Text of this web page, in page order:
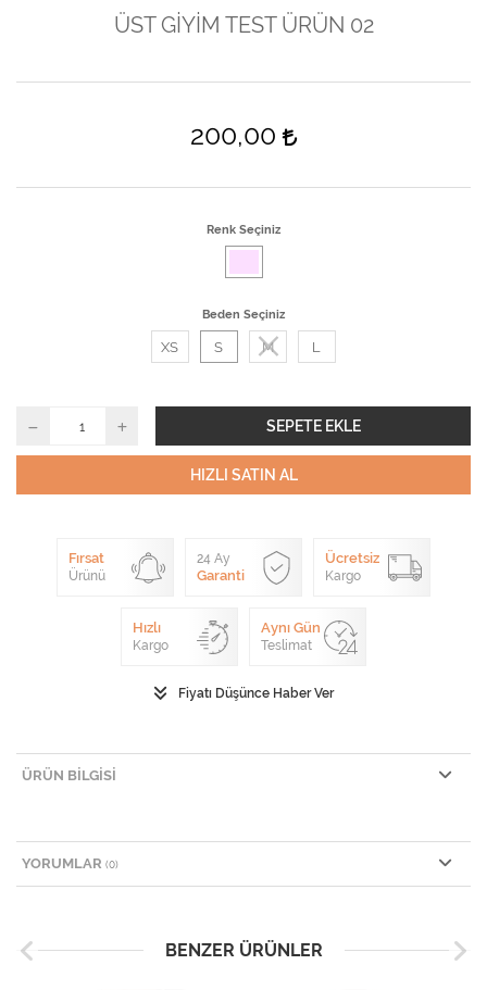
ÜST GİYİM TEST ÜRÜN 02
200,00
Renk Seçiniz
Beden Seçiniz
XS S M L
SEPETE EKLE
HIZLI SATIN AL
Fırsat
Ürünü
24 Ay
Garanti
Ücretsiz
Kargo
Hızlı
Kargo
Aynı Gün
Teslimat
Fiyatı Düşünce Haber Ver
ÜRÜN BILGISI
YORUMLAR (0)
BENZER ÜRÜNLER